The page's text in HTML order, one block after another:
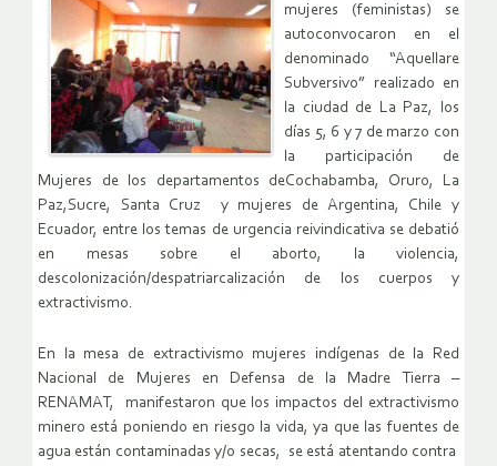
mujeres (feministas) se
autoconvocaron en el
denominado “Aquellare
Subversivo” realizado en
la ciudad de La Paz, los
días 5, 6 y 7 de marzo con
la participación de
Mujeres de los departamentos deCochabamba, Oruro, La
Paz,Sucre, Santa Cruz y mujeres de Argentina, Chile y
Ecuador, entre los temas de urgencia reivindicativa se debatió
en mesas sobre el aborto, la violencia,
descolonización/despatriarcalización de los cuerpos y
extractivismo.
En la mesa de extractivismo mujeres indígenas de la Red
Nacional de Mujeres en Defensa de la Madre Tierra –
RENAMAT, manifestaron que los impactos del extractivismo
minero está poniendo en riesgo la vida, ya que las fuentes de
agua están contaminadas y/o secas, se está atentando contra